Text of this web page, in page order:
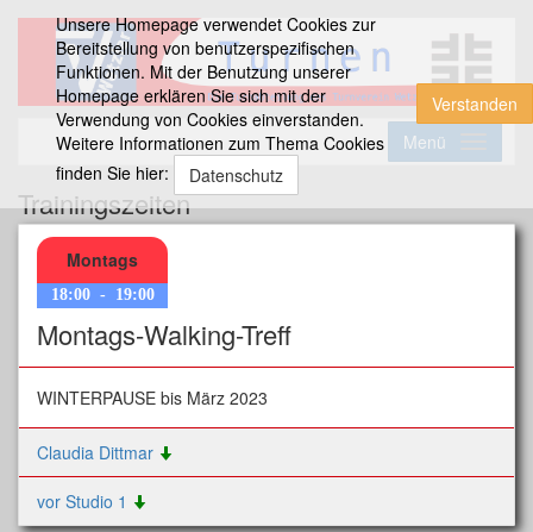
Unsere Homepage verwendet Cookies zur
Bereitstellung von benutzerspezifischen
Funktionen. Mit der Benutzung unserer
Homepage erklären Sie sich mit der
Verwendung von Cookies einverstanden.
Weitere Informationen zum Thema Cookies
finden Sie hier:
Datenschutz
Verstanden
Menü
Trainingszeiten
Montags
18:00 - 19:00
Montags-Walking-Treff
WINTERPAUSE bis März 2023
Claudia Dittmar
vor Studio 1